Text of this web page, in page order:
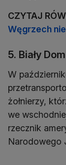
CZYTAJ
Węgrzech
5. Biały
W
żołnierzy,
we
rzecznik
Narodowego